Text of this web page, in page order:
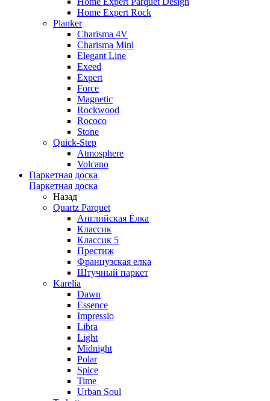
Home Expert Rock
Planker
Charisma 4V
Charisma Mini
Elegant Line
Exeed
Expert
Force
Magnetic
Rockwood
Rococo
Stone
Quick-Step
Atmosphere
Volcano
Паркетная доска
Паркетная доска
Назад
Quartz Parquet
Английская Ёлка
Классик
Классик 5
Престиж
Французская елка
Штучный паркет
Karelia
Dawn
Essence
Impressio
Libra
Light
Midnight
Polar
Spice
Time
Urban Soul